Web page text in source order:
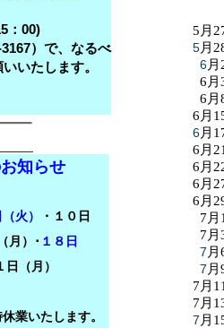
5月
5月
6
6月
6月
6月
6月
6月
6月
6月
6月
7月
7月
7
7
7月
7月
7 月
知らせ
火）
・１０日
月）･ １８日
日（月）
業いたします。
：00)
）で、なるべ
いたします。